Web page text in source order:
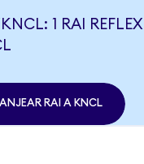
1 RAI
RAI A KNCL